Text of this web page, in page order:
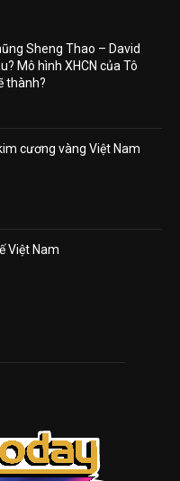
Sheng Thao – David
Mô hình XHCN của Tô
thành?
cương vàng Việt Nam
Việt Nam